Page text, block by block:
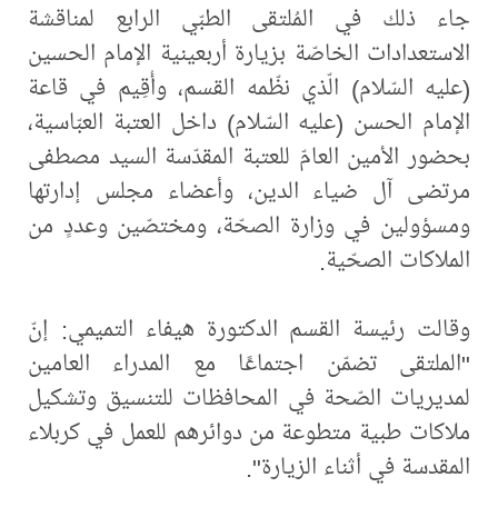
جاء ذلك في المُلتقى الطبّي الرابع لمناقشة
الاستعدادات الخاصّة بزيارة أربعينية الإمام الحسين
(عليه السّلام) الّذي نظّمه القسم، وأُقِيم في قاعة
الإمام الحسن (عليه السّلام) داخل العتبة العبّاسية،
بحضور الأمين العامّ للعتبة المقدّسة السيد مصطفى
مرتضى آل ضياء الدين، وأعضاء مجلس إدارتها
ومسؤولين في وزارة الصحّة، ومختصّين وعددٍ من
الملاكات الصحّية.
وقالت رئيسة القسم الدكتورة هيفاء التميمي: إنّ
"الملتقى تضمّن اجتماعًا مع المدراء العامين
لمديريات الصّحة في المحافظات للتنسيق وتشكيل
ملاكات طبية متطوعة من دوائرهم للعمل في كربلاء
المقدسة في أثناء الزيارة".